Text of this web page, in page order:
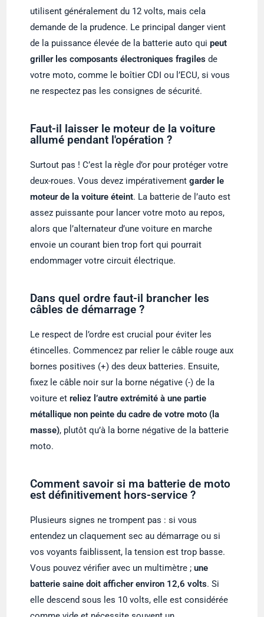
utilisent généralement du 12 volts, mais cela
demande de la prudence. Le principal danger vient
de la puissance élevée de la batterie auto quipeut
griller les composants électroniques fragiles de
votre moto, comme le boîtier CDI ou l’ECU, si vous
ne respectez pas les consignes de sécurité.
Faut-il laisser le moteur de la voiture
allumé pendant l'opération ?
Surtout pas ! C’est la règle d’or pour protéger votre
deux-roues. Vous devez impérativementgarder le
moteur de la voiture éteint. La batterie de l’auto est
assez puissante pour lancer votre moto au repos,
alors que l’alternateur d’une voiture en marche
envoie un courant bien trop fort qui pourrait
endommager votre circuit électrique.
Dans quel ordre faut-il brancher les
câbles de démarrage ?
Le respect de l’ordre est crucial pour éviter les
étincelles. Commencez par relier le câble rouge aux
bornes positives (+) des deux batteries. Ensuite,
fixez le câble noir sur la borne négative (-) de la
voiture etreliez l’autre extrémité à une partie
métallique non peinte du cadre de votre moto (la
masse), plutôt qu’à la borne négative de la batterie
moto.
Comment savoir si ma batterie de moto
est définitivement hors-service ?
Plusieurs signes ne trompent pas : si vous
entendez un claquement sec au démarrage ou si
vos voyants faiblissent, la tension est trop basse.
Vous pouvez vérifier avec un multimètre ;une
batterie saine doit afficher environ 12,6 volts. Si
elle descend sous les 10 volts, elle est considérée